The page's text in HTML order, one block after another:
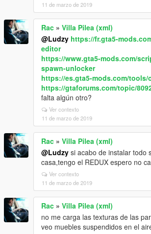
11 de marzo de 2019
Rac » Villa Pilea (xml)
@Ludzy https://fr.gta5-
editor
https://www.gta5-mods.com/
spawn-unlocker
https://es.gta5-mods.com/
https://gtaforums.com/topic/
falta algún otro?
Ver contexto
11 de marzo de 2019
Rac » Villa Pilea (xml)
@Ludzy si acabo de instalar todo
casa,tengo el REDUX espero no
Ver contexto
11 de marzo de 2019
Rac » Villa Pilea (xml)
no me carga las texturas de las
veo muebles suspendidos en el